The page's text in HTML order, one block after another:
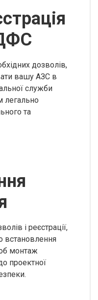
дозволів,
вашу АЗС в
служби
та
і реєстрації,
встановлення
монтаж
проектної